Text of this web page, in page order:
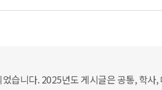
습니다. 2025년도 게시글은 공통, 학사